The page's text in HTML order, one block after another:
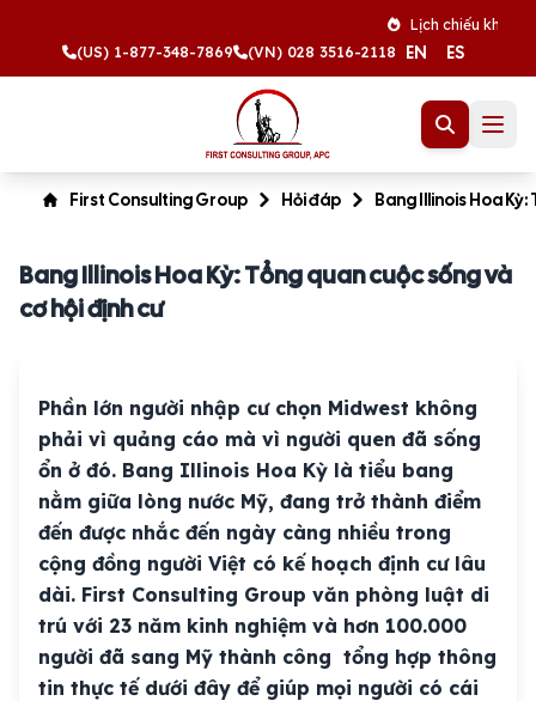
Lịch chiếu khán tháng 8
(US) 1-877-348-7869
(VN) 028 3516-2118 EN ES
First Consulting Group Hỏi đáp Bang Illinois Hoa
Bang Illinois Hoa Kỳ: Tổng quan cuộc sống và
cơ hội định cư
Phần lớn người nhập cư chọn Midwest không
phải vì quảng cáo mà vì người quen đã sống
ổn ở đó. Bang Illinois Hoa Kỳ là tiểu bang
nằm giữa lòng nước Mỹ, đang trở thành điểm
đến được nhắc đến ngày càng nhiều trong
cộng đồng người Việt có kế hoạch định cư lâu
dài. First Consulting Group văn phòng luật di
trú với 23 năm kinh nghiệm và hơn 100.000
người đã sang Mỹ thành công tổng hợp thông
tin thực tế dưới đây để giúp mọi người có cái